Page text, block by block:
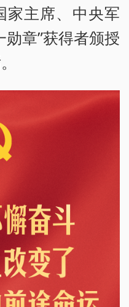
家主席、中央军
章”获得者颁授